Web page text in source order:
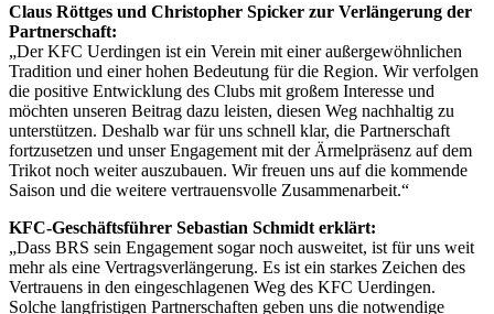
Claus Röttges und Christopher Spicker zur Verlängerung der
Partnerschaft:
„Der KFC Uerdingen ist ein Verein mit einer außergewöhnlichen
Tradition und einer hohen Bedeutung für die Region. Wir verfolgen
die positive Entwicklung des Clubs mit großem Interesse und
möchten unseren Beitrag dazu leisten, diesen Weg nachhaltig zu
unterstützen. Deshalb war für uns schnell klar, die Partnerschaft
fortzusetzen und unser Engagement mit der Ärmelpräsenz auf dem
Trikot noch weiter auszubauen. Wir freuen uns auf die kommende
Saison und die weitere vertrauensvolle Zusammenarbeit.“
KFC-Geschäftsführer Sebastian Schmidt erklärt:
„Dass BRS sein Engagement sogar noch ausweitet, ist für uns weit
mehr als eine Vertragsverlängerung. Es ist ein starkes Zeichen des
Vertrauens in den eingeschlagenen Weg des KFC Uerdingen.
Solche langfristigen Partnerschaften geben uns die notwendige